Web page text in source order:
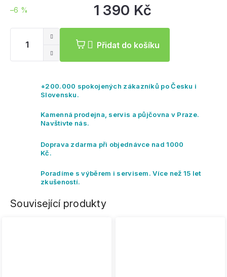
–6 % 1 390 Kč
Přidat do košíku
+200.000 spokojených zákazníků po Česku i
Slovensku.
Kamenná prodejna, servis a půjčovna v Praze.
Navštivte nás.
Doprava zdarma při objednávce nad 1000
Kč.
Poradíme s výběrem i servisem. Více než 15 let
zkušeností.
Související produkty